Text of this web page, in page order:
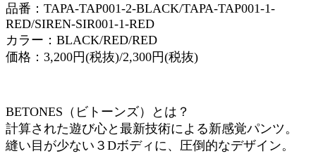
品番：TAPA-TAP001-2-BLACK/TAPA-TAP001-1-
RED/SIREN-SIR001-1-RED
カラー：BLACK/RED/RED
価格：3,200円(税抜)/2,300円(税抜)
BETONES（ビトーンズ）とは？
計算された遊び心と最新技術による新感覚パンツ。
縫い目が少ない３Dボディに、圧倒的なデザイン。